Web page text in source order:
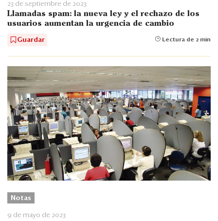
23 de septiembre de 2023
Llamadas spam: la nueva ley y el rechazo de los
usuarios aumentan la urgencia de cambio
Guardar Lectura de 2 min
Notas
9 de mayo de 2023